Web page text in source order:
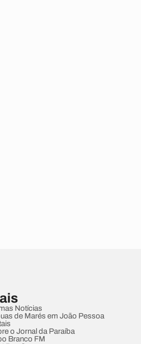
Notícias
de Marés em João Pessoa
o Jornal da Paraíba
Branco FM